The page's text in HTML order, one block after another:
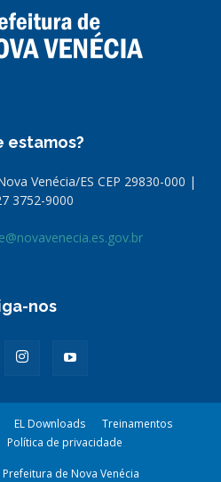
estamos?
Venécia/ES CEP 29830-000 |
3752-9000
nos
EL Downloads
Treinamentos
Política de privacidade
de Nova Venécia